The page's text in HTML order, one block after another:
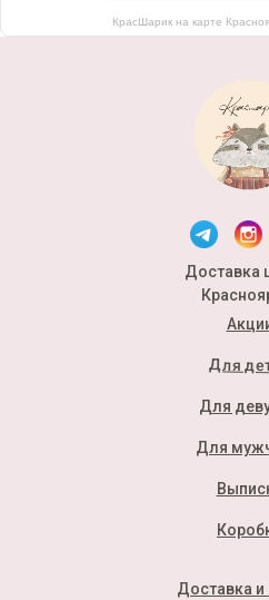
КрасШарик на карте
Доставка
Для
Для
Для
Доставка и